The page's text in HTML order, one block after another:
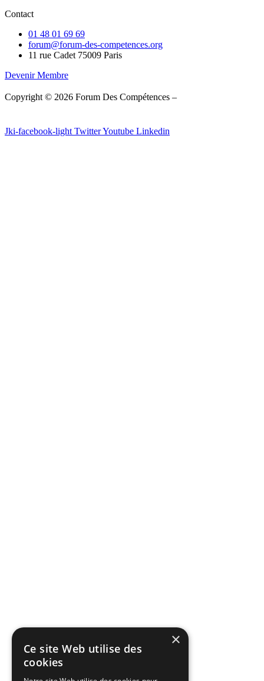
Contact
01 48 01 69 69
forum@forum-des-competences.org
11 rue Cadet 75009 Paris
Devenir Membre
Copyright © 2026 Forum Des Compétences –
Jki-facebook-light TwitterYoutube Linkedin
×
Ce site Web utilise des
cookies